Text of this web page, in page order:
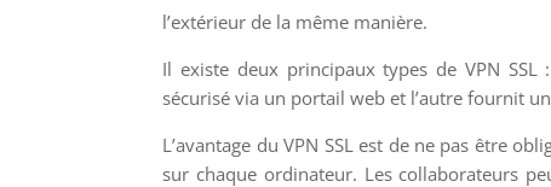
l’extérieur de la même manière.
Il existe deux principaux types de VPN
sécurisé via un portail web et l’autre fournit
L’avantage du VPN SSL est de ne pas être
sur chaque ordinateur. Les collaborateurs